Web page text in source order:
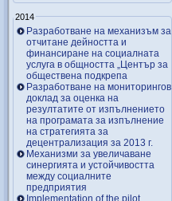
2014
Разработване на механизъм за
отчитане дейността и
финансиране на социалната
услуга в общността „Център за
обществена подкрепа
Разработване на мониторингов
доклад за оценка на
резултатите от изпълнението
на програмата за изпълнение
на стратегията за
децентрализация за 2013 г.
Механизми за увеличаване
синергията и устойчивостта
между социалните
предприятия
Implementation of the pilot